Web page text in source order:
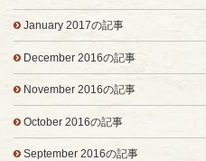
January 2017の記事
December 2016の記事
November 2016の記事
October 2016の記事
September 2016の記事